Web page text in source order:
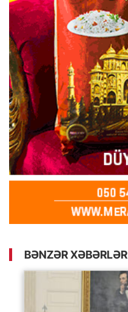
BƏNZƏR XƏBƏRLƏR